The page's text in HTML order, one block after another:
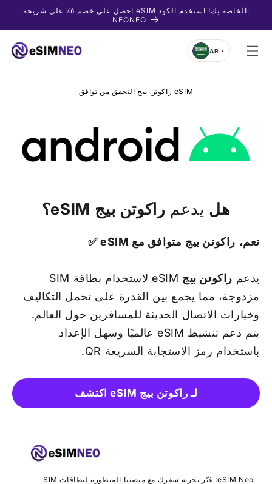
Skip to
content
احصل على خصم ٥٪ على شريحة eSIM الخاصة بك! استخدم الكود:
NEONEO
AR ▼
راكوتن بيج التحقق من توافق eSIM
هل يدعم راكوتن بيج eSIM؟
نعم، راكوتن بيج متوافق مع eSIM ✅
يدعم راكوتن بيج
eSIM لاستخدام بطاقة SIM
مزدوجة، مما يجمع بين القدرة على تحمل التكاليف
وخيارات الاتصال الحديثة للمسافرين حول العالم.
يتم دعم تنشيط eSIM عالميًا وسهل الإعداد
باستخدام رمز الاستجابة السريعة QR.
اكتشف eSIM لـ راكوتن بيج
eSIM Neo: غيّر تجربة سفرك مع منصتنا المتطورة لبطاقات SIM